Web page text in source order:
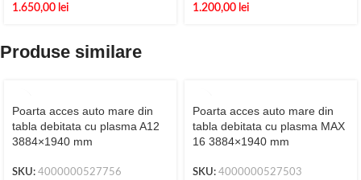
1.650,00 lei 1.200,00 lei
Produse similare
Poarta acces auto mare din
tabla debitata cu plasma A12
3884×1940 mm
SKU: 4000000527756
Poarta acces auto mare din
tabla debitata cu plasma MAX
16 3884×1940 mm
SKU: 4000000527503